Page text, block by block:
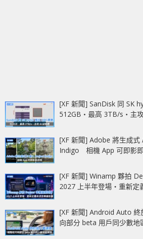
[XF 新聞] SanDisk 同 SK
512GB‧最高 3TB/s‧主
[XF 新聞] Adobe 將生成
Indigo 相機 App 可即影
[XF 新聞] Winamp 夥拍
2027 上半年登場‧重新定
[XF 新聞] Android Auto
向部分 beta 用戶同少數地